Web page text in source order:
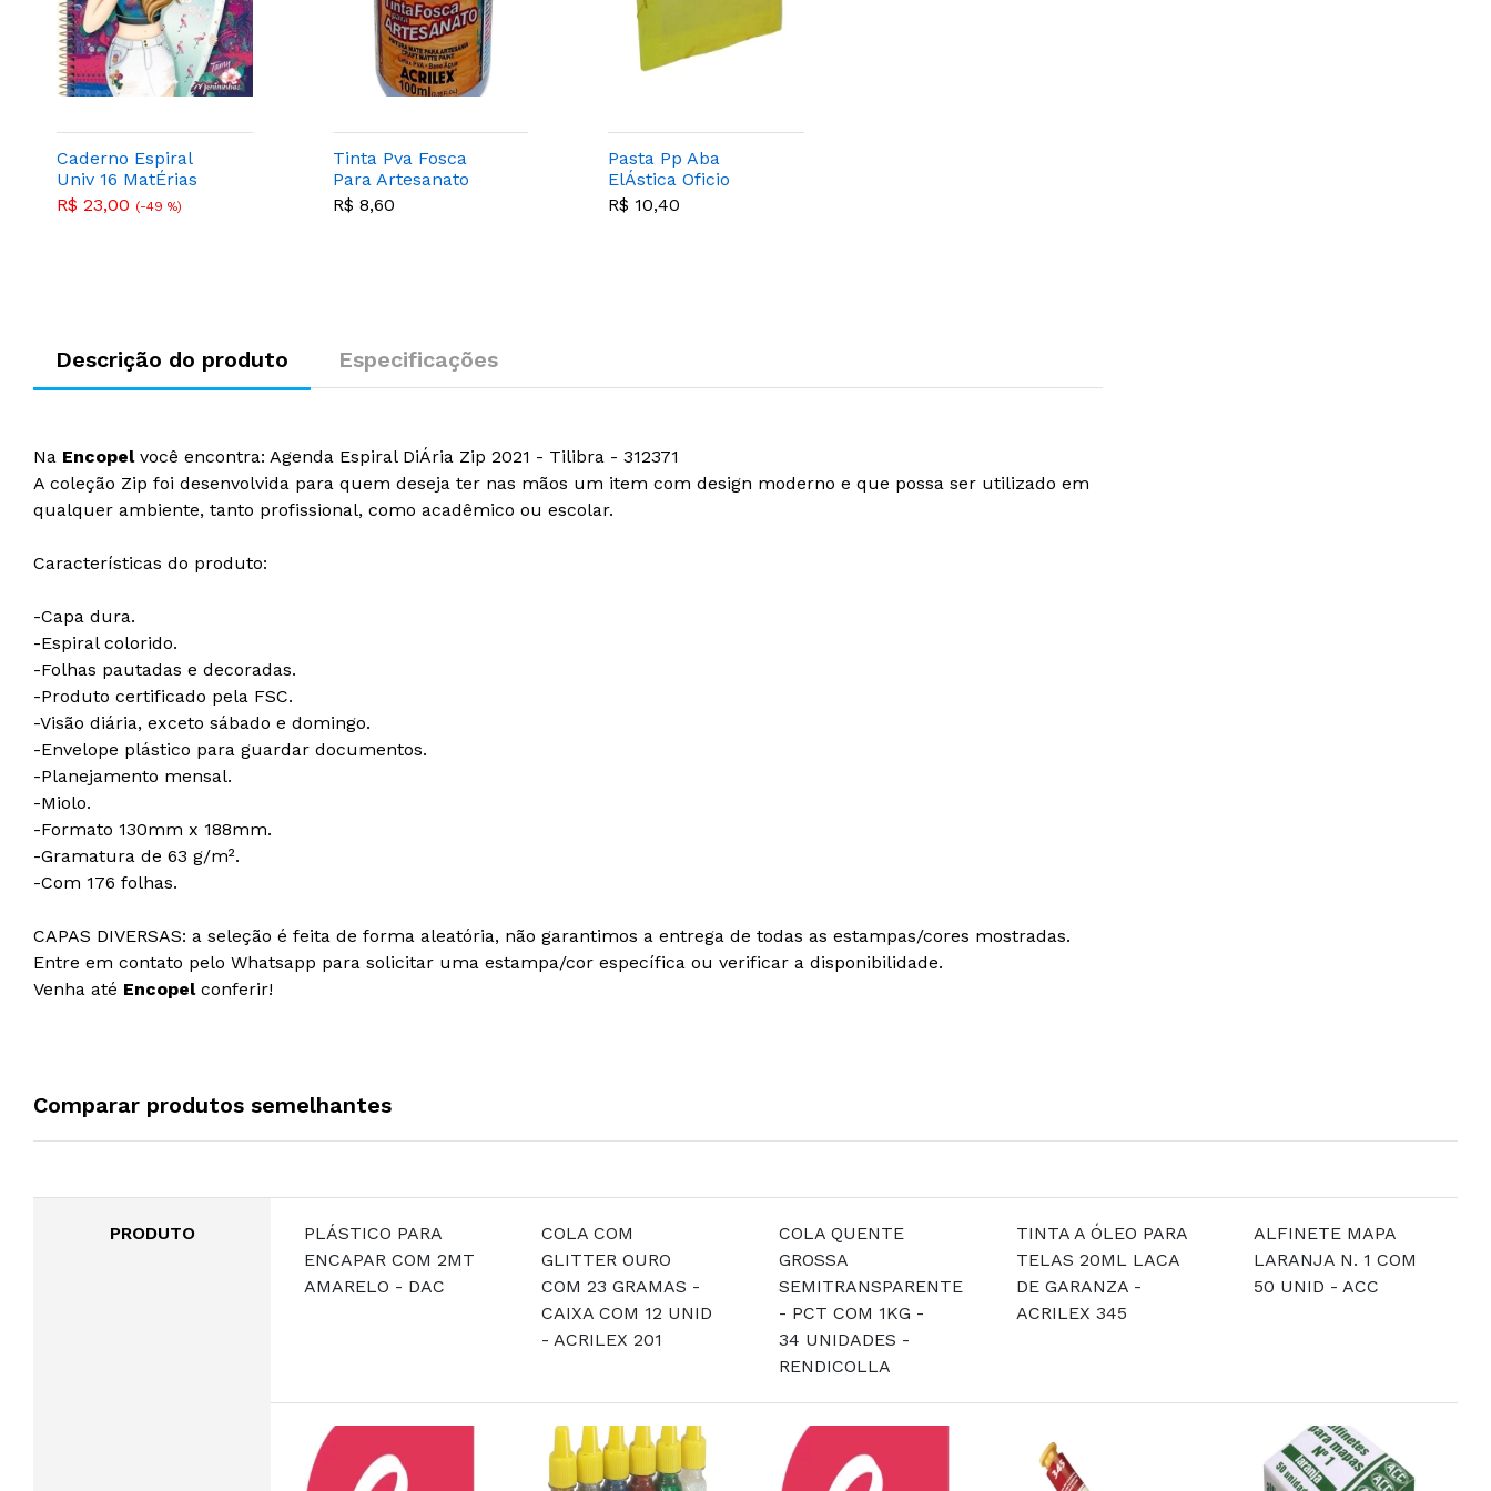
Caderno Espiral
Univ 16 MatÉrias
Capa Dura 320fls
R$ 23,00 (-49 %)
Tinta Pva Fosca
Para Artesanato
100ml Lavanda -
R$ 8,60
Pasta Pp Aba
ElÁstica Oficio
Vision Amarela -
R$ 10,40
Descrição do produto Especificações
Na Encopelvocê encontra: Agenda Espiral DiÁria Zip 2021 - Tilibra - 312371
A coleção Zip foi desenvolvida para quem deseja ter nas mãos um item com design moderno e que possa ser utilizado em
qualquer ambiente, tanto profissional, como acadêmico ou escolar.
Características do produto:
-Capa dura.
-Espiral colorido.
-Folhas pautadas e decoradas.
-Produto certificado pela FSC.
-Visão diária, exceto sábado e domingo.
-Envelope plástico para guardar documentos.
-Planejamento mensal.
-Miolo.
-Formato 130mm x 188mm.
-Gramatura de 63 g/m².
-Com 176 folhas.
CAPAS DIVERSAS: a seleção é feita de forma aleatória, não garantimos a entrega de todas as estampas/cores mostradas.
Entre em contato pelo Whatsapp para solicitar uma estampa/cor específica ou verificar a disponibilidade.
Venha até Encopelconferir!
Comparar produtos semelhantes
PRODUTO
PLÁSTICO PARA
ENCAPAR COM 2MT
AMARELO - DAC
COLA COM
GLITTER OURO
COM 23 GRAMAS -
CAIXA COM 12 UNID
- ACRILEX 201
COLA QUENTE
GROSSA
SEMITRANSPARENTE
- PCT COM 1KG -
34 UNIDADES -
RENDICOLLA
TINTA A ÓLEO PARA
TELAS 20ML LACA
DE GARANZA -
ACRILEX 345
ALFINETE MAPA
LARANJA N. 1 COM
50 UNID - ACC